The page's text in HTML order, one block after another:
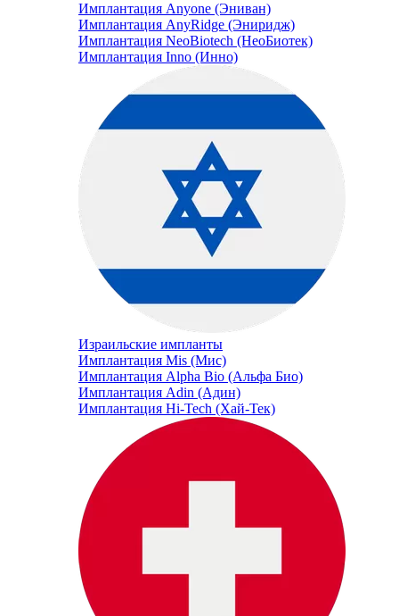
Имплантация Anyone (Эниван)
Имплантация AnyRidge (Эниридж)
Имплантация NeoBiotech (НеоБиотек)
Имплантация Inno (Инно)
Израильские импланты
Имплантация Mis (Мис)
Имплантация Alpha Bio (Альфа Био)
Имплантация Adin (Адин)
Имплантация Hi-Tech (Хай-Тек)